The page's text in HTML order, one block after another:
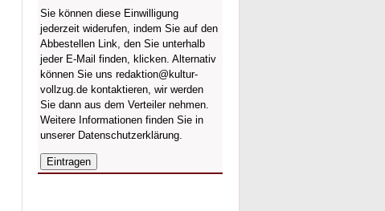
Sie können diese Einwilligung
jederzeit widerufen, indem Sie auf den
Abbestellen Link, den Sie unterhalb
jeder E-Mail finden, klicken. Alternativ
können Sie uns redaktion@kultur-
vollzug.de kontaktieren, wir werden
Sie dann aus dem Verteiler nehmen.
Weitere Informationen finden Sie in
unserer Datenschutzerklärung.